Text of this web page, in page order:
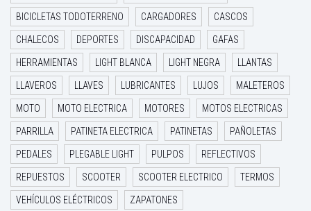
BICICLETAS TODOTERRENO CARGADORES CASCOS
CHALECOS DEPORTES DISCAPACIDAD GAFAS
HERRAMIENTAS LIGHT BLANCA LIGHT NEGRA LLANTAS
LLAVEROS LLAVES LUBRICANTES LUJOS MALETEROS
MOTO MOTO ELECTRICA MOTORES MOTOS ELECTRICAS
PARRILLA PATINETA ELECTRICA PATINETAS PAÑOLETAS
PEDALES PLEGABLE LIGHT PULPOS REFLECTIVOS
REPUESTOS SCOOTER SCOOTER ELECTRICO TERMOS
VEHÍCULOS ELÉCTRICOS ZAPATONES